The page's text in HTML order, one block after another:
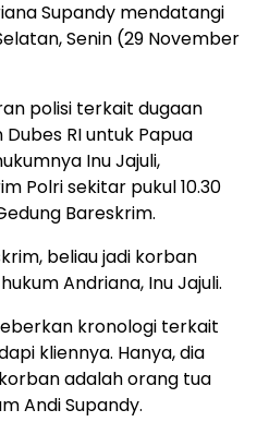
Supandy mendatangi
Senin (29 November
polisi terkait dugaan
RI untuk Papua
Inu Jajuli,
Polri sekitar pukul 10.30
Bareskrim.
beliau jadi korban
Andriana, Inu Jajuli.
kronologi terkait
kliennya. Hanya, dia
adalah orang tua
Andi Supandy.